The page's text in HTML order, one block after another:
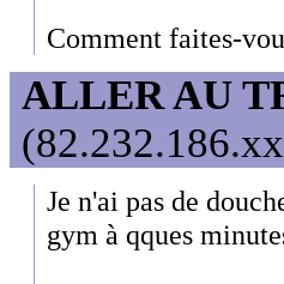
Comment faites-
ALLER AU
Je n'ai pas de
gym à qques